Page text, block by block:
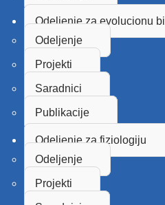
Odeljenje za evolucionu
Odeljenje
Projekti
Saradnici
Publikacije
Odeljenje za fiziologiju
Odeljenje
Projekti